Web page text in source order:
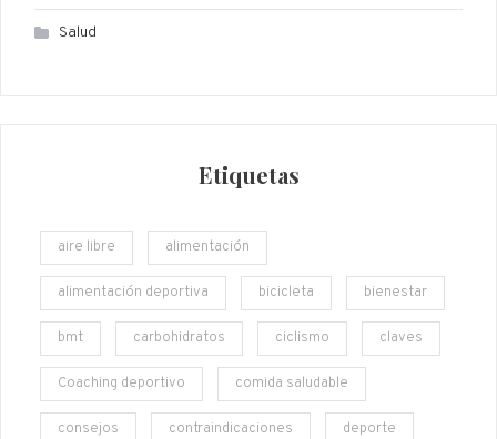
Salud
Etiquetas
aire libre alimentación
alimentación deportiva bicicleta bienestar
bmt carbohidratos ciclismo claves
Coaching deportivo comida saludable
consejos contraindicaciones deporte